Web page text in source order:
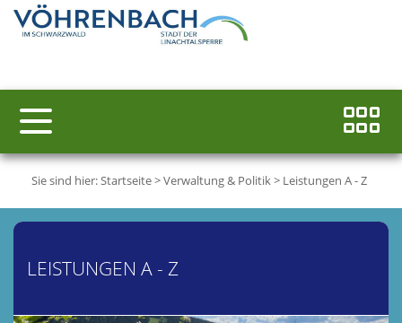
Sie sind hier:Startseite>Verwaltung & Politik> Leistungen A - Z
LEISTUNGEN A - Z